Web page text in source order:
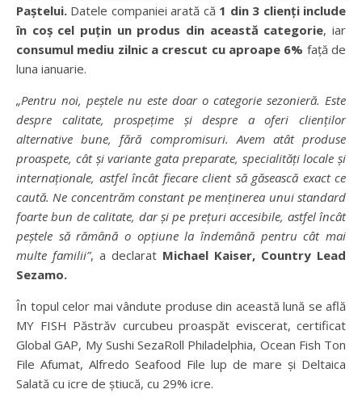
Paștelui. Datele companiei arată că 1 din 3 clienți include
în coș cel puțin un produs din această categorie, iar
consumul mediu zilnic a crescut cu aproape 6% față de
luna ianuarie.
„Pentru noi, peștele nu este doar o categorie sezonieră. Este
despre calitate, prospețime și despre a oferi clienților
alternative bune, fără compromisuri. Avem atât produse
proaspete, cât și variante gata preparate, specialități locale și
internaționale, astfel încât fiecare client să găsească exact ce
caută. Ne concentrăm constant pe menținerea unui standard
foarte bun de calitate, dar și pe prețuri accesibile, astfel încât
peștele să rămână o opțiune la îndemână pentru cât mai
multe familii”, a declarat Michael Kaiser, Country Lead
Sezamo.
În topul celor mai vândute produse din această lună se află
MY FISH Păstrăv curcubeu proaspăt eviscerat, certificat
Global GAP, My Sushi SezaRoll Philadelphia, Ocean Fish Ton
File Afumat, Alfredo Seafood File lup de mare și Deltaica
Salată cu icre de știucă, cu 29% icre.